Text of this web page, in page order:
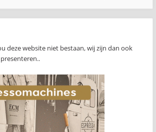
deze website niet bestaan, wij zijn dan ook